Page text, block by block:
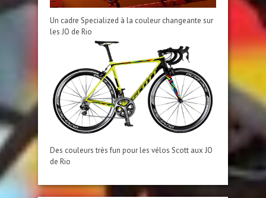
Un cadre Specialized à la couleur changeante sur
les JO de Rio
Des couleurs très fun pour les vélos Scott aux JO
de Rio